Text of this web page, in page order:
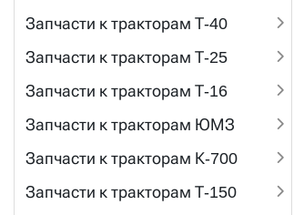
Запчасти к тракторам Т-40
Запчасти к тракторам Т-25
Запчасти к тракторам Т-16
Запчасти к тракторам ЮМЗ
Запчасти к тракторам К-700
Запчасти к тракторам Т-150